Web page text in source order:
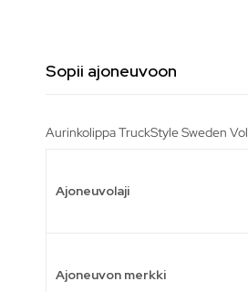
Sopii ajoneuvoon
Aurinkolippa TruckStyle Sweden
Ajoneuvolaji
Ajoneuvon merkki